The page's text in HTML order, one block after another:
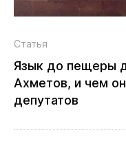
Статья
Язык до пещеры
Ахметов, и чем
депутатов